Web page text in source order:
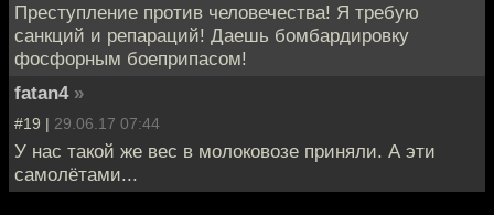
Преступление против человечества! Я требую
санкций и репараций! Даешь бомбардировку
фосфорным боеприпасом!
fatan4 »
#19 | 29.06.17 07:44
У нас такой же вес в молоковозе приняли. А эти
самолётами...